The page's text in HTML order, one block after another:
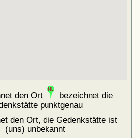
den Ort
bezeichnet die
punktgenau
den Ort, die Gedenkstätte ist
(uns) unbekannt